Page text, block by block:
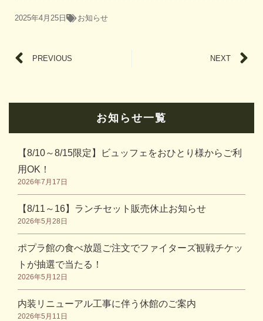
2025年4月25日 お知らせ
PREVIOUS NEXT
お知らせ一覧
【8/10～8/15限定】ビュッフェをおひとり様からご利
用OK！
2026年7月17日
【8/11～16】ランチセット販売休止お知らせ
2026年5月28日
ポプラ館の食べ放題ご注文でファイターズ観戦チケッ
トが抽選で当たる！
2026年5月12日
内装リニューアル工事に伴う休館のご案内
2026年5月11日